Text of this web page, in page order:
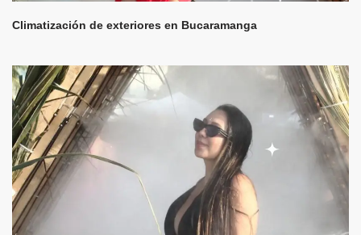
Climatización de exteriores en Bucaramanga